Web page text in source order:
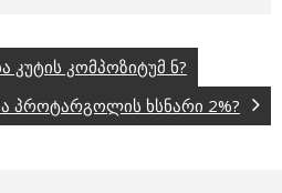
კუტის კომპოზიტუმ ნ?
პროტარგოლის ხსნარი 2%?